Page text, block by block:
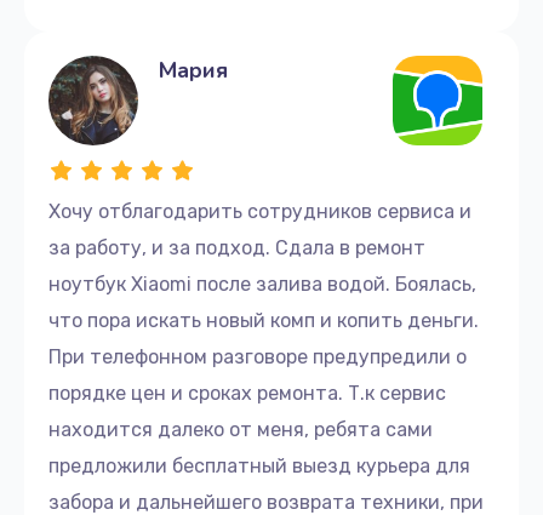
Хочу отблагодарить сотрудников сервиса и
за работу, и за подход. Сдала в ремонт
ноутбук Xiaomi после залива водой. Боялась,
что пора искать новый комп и копить деньги.
При телефонном разговоре предупредили о
порядке цен и сроках ремонта. Т.к сервис
находится далеко от меня, ребята сами
предложили бесплатный выезд курьера для
забора и дальнейшего возврата техники, при
Мария